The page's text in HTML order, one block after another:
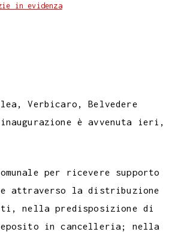
in evidenza
Verbicaro, Belvedere
è avvenuta ieri,
per ricevere supporto
attraverso la distribuzione
nella predisposizione di
in cancelleria; nella